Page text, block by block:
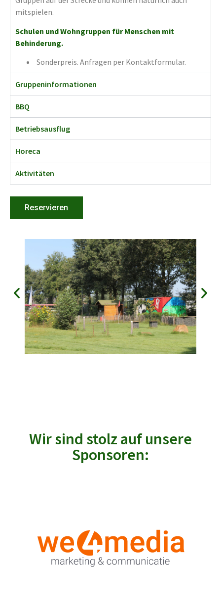
mitspielen.
Schulen und Wohngruppen für Menschen mit
Behinderung.
Sonderpreis. Anfragen per Kontaktformular.
Gruppeninformationen
BBQ
Betriebsausflug
Horeca
Aktivitäten
Reservieren
Wir sind stolz auf unsere
Sponsoren: